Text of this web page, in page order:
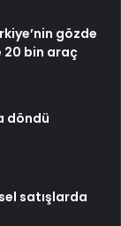
gözde
bin araç
döndü
satışlarda